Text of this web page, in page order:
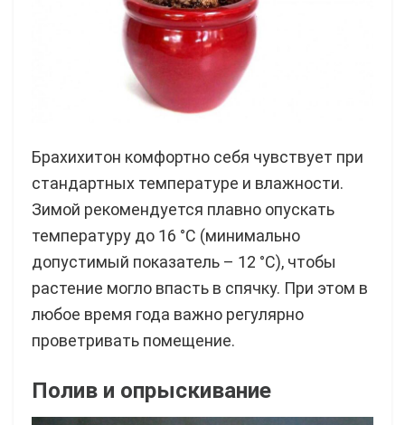
Брахихитон комфортно себя чувствует при
стандартных температуре и влажности.
Зимой рекомендуется плавно опускать
температуру до 16 °C (минимально
допустимый показатель – 12 °C), чтобы
растение могло впасть в спячку. При этом в
любое время года важно регулярно
проветривать помещение.
Полив и опрыскивание